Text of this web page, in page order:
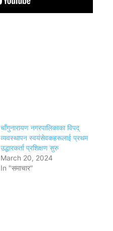
चाँगुनारायण नगरपालिकाका विपद्
व्यवस्थापन स्वयंसेवकहरूलाई प्रथम
उद्धारकर्ता प्रशिक्षण सुरु
March 20, 2024
In "समाचार"